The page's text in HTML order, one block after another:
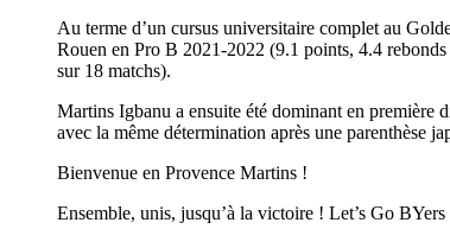
Au terme d’un cursus universitaire complet au
Rouen en Pro B 2021-2022 (9.1 points, 4.4
sur 18 matchs).
Martins Igbanu a ensuite été dominant en première
avec la même détermination après une parenthèse
Bienvenue en Provence Martins !
Ensemble, unis, jusqu’à la victoire ! Let’s Go BYers